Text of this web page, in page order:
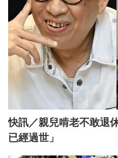
快訊／親兒啃老不敢退
已經過世」